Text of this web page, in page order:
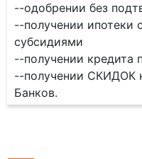
--одобрении без
--получении ипотеки
субсидиями
--получении кредита
--получении СКИДОК
Банков.